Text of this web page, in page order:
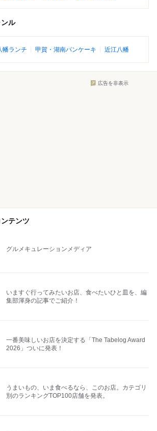
ル
幡ランチ 甲賀・湖南パンケーキ 近江八幡
広告を非表示
テンツ
グルメキュレーションメディア
いますぐ行ってみたいお店、食べたいひと皿を、編
集部渾身の記事でご紹介！
一番美味しいお店を決定する「The Tabelog Award
2026」ついに発表！
うまいもの、いま食べるなら、このお店。カテゴリ
別のランキングTOP100店舗を発表。